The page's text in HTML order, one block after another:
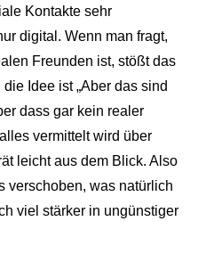
Kontakte sehr
digital. Wenn man fragt,
Freunden ist, stößt das
Idee ist „Aber das sind
dass gar kein realer
vermittelt wird über
leicht aus dem Blick. Also
verschoben, was natürlich
viel stärker in ungünstiger